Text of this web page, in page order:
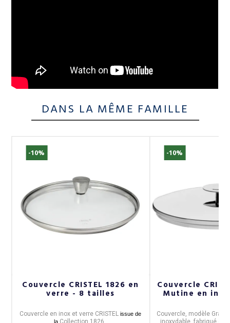
DANS LA MÊME FAMILLE
-10%
Couvercle CRISTEL 1826 en
verre - 8 tailles
Couvercle en inox et verre CRISTELissue de
laCollection 1826.
-10%
Couvercle
Mutine en
Couvercle, modèle
inoxydable,fabriqué en